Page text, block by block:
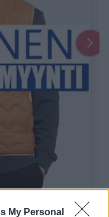
My Personal